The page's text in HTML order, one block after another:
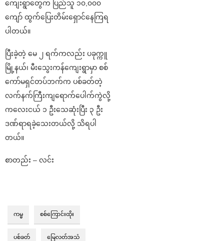
ကျေးရွာတွေက ပြည်သူ ၁၀,၀၀၀
ကျော် ထွက်ပြေးတိမ်းရှောင်နေကြရ
ပါတယ်။
ပြီးခဲ့တဲ့ မေ ၂ ရက်ကလည်း ပခုက္ကူ
မြို့နယ်၊ မီးသွေးကန်ကျေးရွာမှာ စစ်
ကော်မရှင်တပ်ဘက်က ပစ်ခတ်တဲ့
လက်နက်ကြီးကျရောက်ပေါက်ကွဲလို့
ကလေးငယ် ၁ ဦးသေဆုံးပြီး ၃ ဦး
ဒဏ်ရာရခဲ့သေးတယ်လို့ သိရပါ
တယ်။
စာတည်း – လင်း
ကမ္မ စစ်ကြောင်းထိုး
ပစ်ခတ် မြေလတ်အသံ